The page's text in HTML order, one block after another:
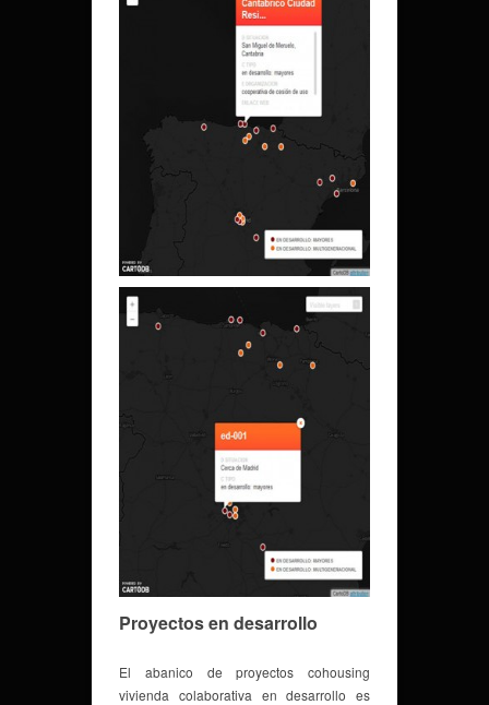
Proyectos en desarrollo
El abanico de proyectos cohousing
vivienda colaborativa en desarrollo es